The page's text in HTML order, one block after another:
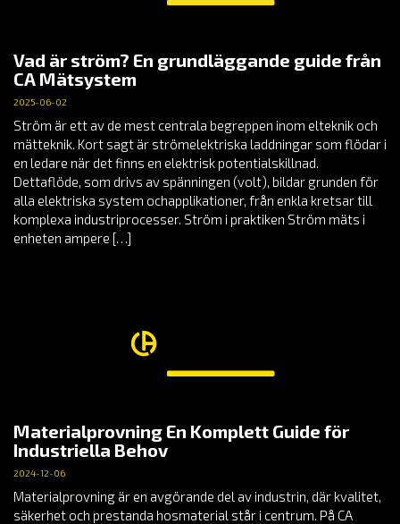
Vad är ström? En grundläggande guide från
CA Mätsystem
2025-06-02
Ström är ett av de mest centrala begreppen inom elteknik och
mätteknik. Kort sagt är strömelektriska laddningar som flödar i
en ledare när det finns en elektrisk potentialskillnad.
Dettaflöde, som drivs av spänningen (volt), bildar grunden för
alla elektriska system ochapplikationer, från enkla kretsar till
komplexa industriprocesser. Ström i praktiken Ström mäts i
enheten ampere […]
Materialprovning En Komplett Guide för
Industriella Behov
2024-12-06
Materialprovning är en avgörande del av industrin, där kvalitet,
säkerhet och prestanda hosmaterial står i centrum. På CA